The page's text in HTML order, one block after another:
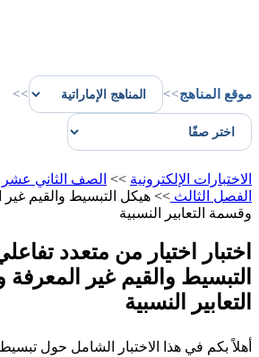
موقع المناهج>>
>>
الاختبارات الإلكترونية >> الصف الثاني عشر
الفصل الثالث >> هيكل التبسيط والقيم
وقسمة التعابير النسبية
اختبار اختيار من متعدد
التبسيط والقيم غير
التعابير النسبية
أهلاً بكم في هذا الاختبار الشامل حول تبسيط